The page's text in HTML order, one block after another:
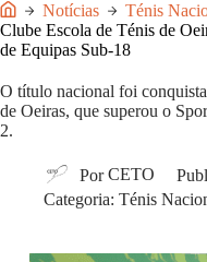
Início
Notícias
Ténis
Clube Escola de Ténis de
de Equipas Sub-18
O título nacional foi
de Oeiras, que superou o
2.
Por CETO
Categoria: Ténis